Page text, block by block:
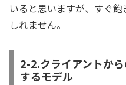
いると思いますが、すぐ
しれません。
2-2.クライアントか
するモデル